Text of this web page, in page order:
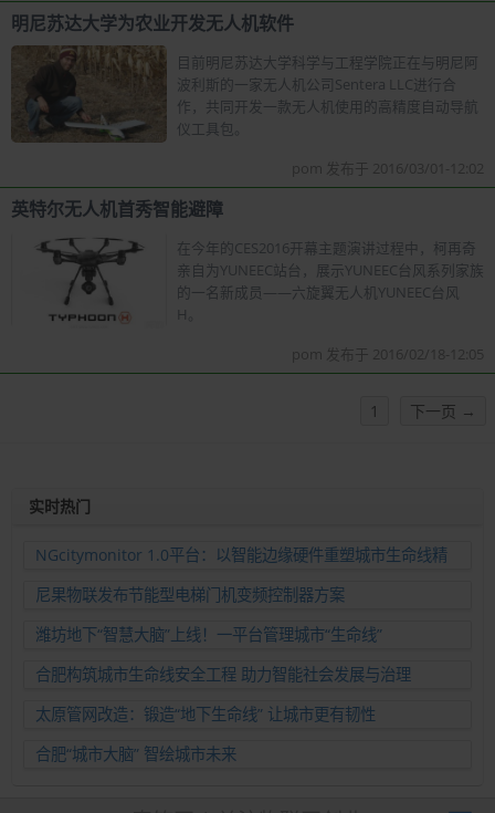
明尼苏达大学为农业开发无人机软件
目前明尼苏达大学科学与工程学院正在与明尼阿
波利斯的一家无人机公司Sentera LLC进行合
作，共同开发一款无人机使用的高精度自动导航
仪工具包。
pom 发布于 2016/03/01-12:02
英特尔无人机首秀智能避障
在今年的CES2016开幕主题演讲过程中，柯再奇
亲自为YUNEEC站台，展示YUNEEC台风系列家族
的一名新成员——六旋翼无人机YUNEEC台风
H。
pom 发布于 2016/02/18-12:05
下一页 →
1
实时热门
NGcitymonitor 1.0平台：以智能边缘硬件重塑城市生命线精
尼果物联发布节能型电梯门机变频控制器方案
潍坊地下“智慧大脑”上线！一平台管理城市“生命线”
合肥构筑城市生命线安全工程 助力智能社会发展与治理
太原管网改造：锻造“地下生命线” 让城市更有韧性
合肥“城市大脑” 智绘城市未来